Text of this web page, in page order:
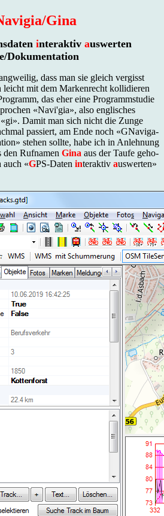
Gina
inter­ak­tiv aus­wer­ten
Do­ku­men­ta­ti­on
dass man sie gleich ver­gisst
leicht mit dem Mar­ken­recht kol­li­die­ren
das eher ei­ne Pro­gramm­stu­die
«Na­vi'gia», al­so eng­li­sches
Da­mit man sich nicht die Zun­ge
pas­siert, am En­de noch «GNa­vi­ga­
ste­hen soll­te, ha­be ich in An­leh­nung
den Ruf­na­men Gina aus der Tau­fe ge­ho­
auch «GPS-Daten interak­tiv aus­wer­ten»